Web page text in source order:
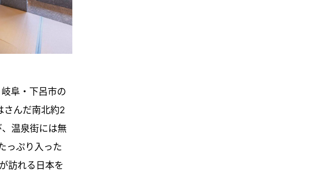
阜・下呂市の
さんだ南北約2
温泉街には無
っぷり入った
訪れる日本を